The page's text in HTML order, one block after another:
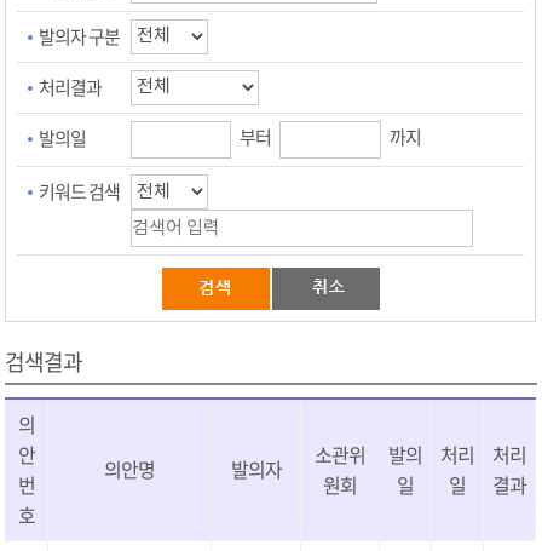
발의자 구분
처리결과
발의일
부터 까지
키워드 검색
검색결과
의
안
번
호
의안명 발의자
소관위
원회
발의
일
처리
일
처리
결과